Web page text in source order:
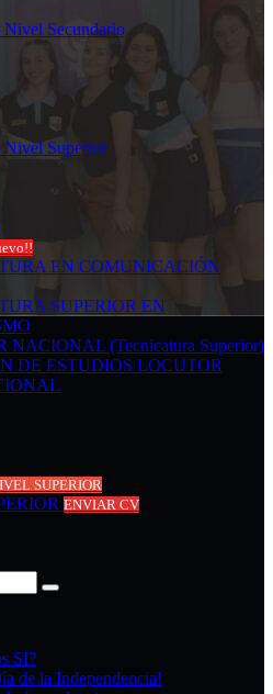
Nivel Secundario
Nivel Superior
EN COMUNICACIÓN
SUPERIOR EN
NACIONAL (Tecnicatura Superior)
DE ESTUDIOS LOCUTOR
SUPERIOR
ENVIAR CV
Buscar
SI?
de la Independencia!